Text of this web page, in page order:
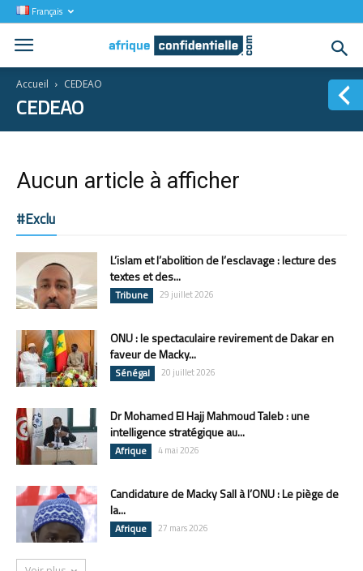
Français
Accueil CEDEAO
CEDEAO
Aucun article à afficher
#Exclu
L’islam et l’abolition de l’esclavage : lecture des
textes et des...
Tribune 29 juillet 2026
ONU : le spectaculaire revirement de Dakar en
faveur de Macky...
Sénégal 20 juillet 2026
Dr Mohamed El Hajj Mahmoud Taleb : une
intelligence stratégique au...
Afrique 4 mai 2026
Candidature de Macky Sall à l’ONU : Le piège de
la...
Afrique 27 mars 2026